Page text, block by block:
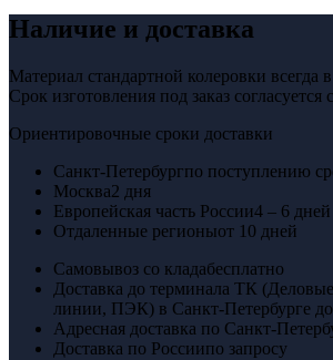
Наличие и доставка
Материал стандартной колеровки всегда
Срок изготовления под заказ согласуется
Ориентировочные сроки доставки
Санкт-Петербургпо поступлению
Москва2 дня
Европейская часть России4 – 6 дней
Отдаленные регионыот 10 дней
Самовывоз со кладабесплатно
Доставка до терминала ТК (Деловые
линии, ПЭК) в Санкт-Петербурге
Адресная доставка по Санкт-
Доставка по Россиипо запросу